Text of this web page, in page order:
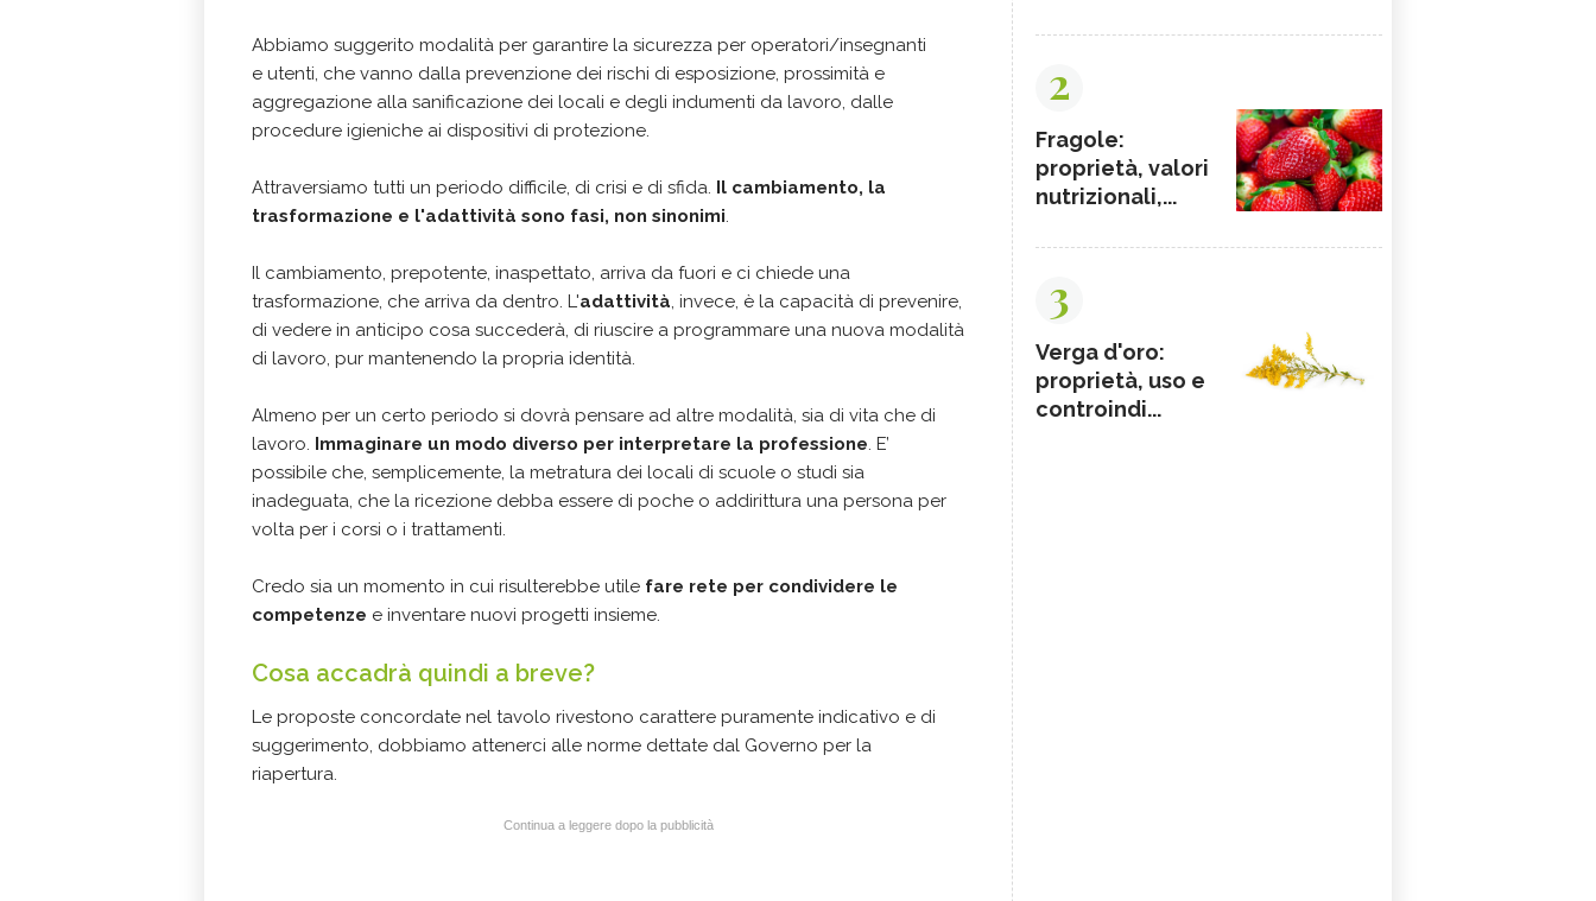
Abbiamo suggerito modalità per garantire la sicurezza per operatori/insegnanti
e utenti, che vanno dalla prevenzione dei rischi di esposizione, prossimità e
aggregazione alla sanificazione dei locali e degli indumenti da lavoro, dalle
procedure igieniche ai dispositivi di protezione.
Attraversiamo tutti un periodo difficile, di crisi e di sfida. Il cambiamento, la
trasformazione e l'adattività sono fasi, non sinonimi.
Il cambiamento, prepotente, inaspettato, arriva da fuori e ci chiede una
trasformazione, che arriva da dentro. L'adattività, invece, è la capacità di prevenire,
di vedere in anticipo cosa succederà, di riuscire a programmare una nuova modalità
di lavoro, pur mantenendo la propria identità.
Almeno per un certo periodo si dovrà pensare ad altre modalità, sia di vita che di
lavoro. Immaginare un modo diverso per interpretare la professione. E’
possibile che, semplicemente, la metratura dei locali di scuole o studi sia
inadeguata, che la ricezione debba essere di poche o addirittura una persona per
volta per i corsi o i trattamenti.
Credo sia un momento in cui risulterebbe utile fare rete per condividere le
competenze e inventare nuovi progetti insieme.
Cosa accadrà quindi a breve?
Le proposte concordate nel tavolo rivestono carattere puramente indicativo e di
suggerimento, dobbiamo attenerci alle norme dettate dal Governo per la
riapertura.
Continua a leggere dopo la pubblicità
2
Fragole:
proprietà, valori
nutrizionali,...
3
Verga d'oro:
proprietà, uso e
controindi...